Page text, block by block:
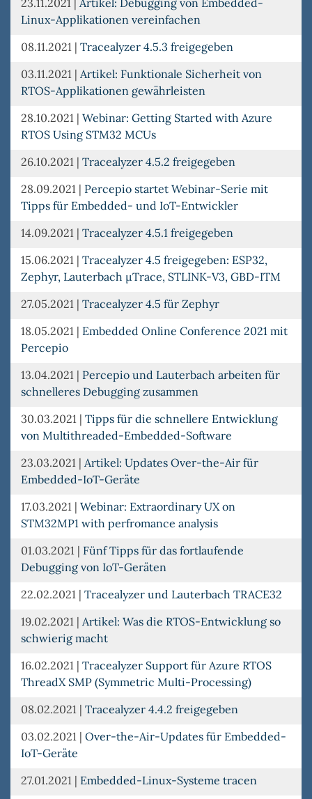
Linux-Applikationen vereinfachen
08.11.2021 | Tracealyzer 4.5.3 freigegeben
03.11.2021 | Artikel: Funktionale Sicherheit von
RTOS-Applikationen gewährleisten
28.10.2021 | Webinar: Getting Started with Azure
RTOS Using STM32 MCUs
26.10.2021 | Tracealyzer 4.5.2 freigegeben
28.09.2021 | Percepio startet Webinar-Serie mit
Tipps für Embedded- und IoT-Entwickler
14.09.2021 | Tracealyzer 4.5.1 freigegeben
15.06.2021 | Tracealyzer 4.5 freigegeben: ESP32,
Zephyr, Lauterbach µTrace, STLINK-V3, GBD-ITM
27.05.2021 | Tracealyzer 4.5 für Zephyr
18.05.2021 | Embedded Online Conference 2021 mit
Percepio
13.04.2021 | Percepio und Lauterbach arbeiten für
schnelleres Debugging zusammen
30.03.2021 | Tipps für die schnellere Entwicklung
von Multithreaded-Embedded-Software
23.03.2021 | Artikel: Updates Over-the-Air für
Embedded-IoT-Geräte
17.03.2021 | Webinar: Extraordinary UX on
STM32MP1 with perfromance analysis
01.03.2021 | Fünf Tipps für das fortlaufende
Debugging von IoT-Geräten
22.02.2021 | Tracealyzer und Lauterbach TRACE32
19.02.2021 | Artikel: Was die RTOS-Entwicklung so
schwierig macht
16.02.2021 | Tracealyzer Support für Azure RTOS
ThreadX SMP (Symmetric Multi-Processing)
08.02.2021 | Tracealyzer 4.4.2 freigegeben
03.02.2021 | Over-the-Air-Updates für Embedded-
IoT-Geräte
27.01.2021 | Embedded-Linux-Systeme tracen